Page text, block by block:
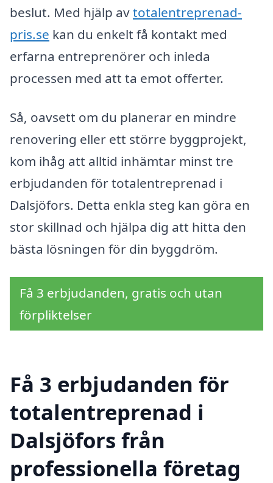
beslut. Med hjälp avtotalentreprenad-
pris.se kan du enkelt få kontakt med
erfarna entreprenörer och inleda
processen med att ta emot offerter.
Så, oavsett om du planerar en mindre
renovering eller ett större byggprojekt,
kom ihåg att alltid inhämtar minst tre
erbjudanden för totalentreprenad i
Dalsjöfors. Detta enkla steg kan göra en
stor skillnad och hjälpa dig att hitta den
bästa lösningen för din byggdröm.
Få 3 erbjudanden, gratis och utan
förpliktelser
Få 3 erbjudanden för
totalentreprenad i
Dalsjöfors från
professionella företag